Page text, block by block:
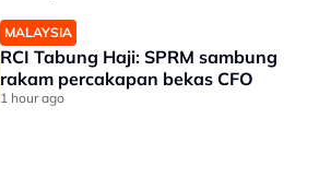
MALAYSIA
RCI Tabung Haji: SPRM sambung
rakam percakapan bekas CFO
1 hour ago